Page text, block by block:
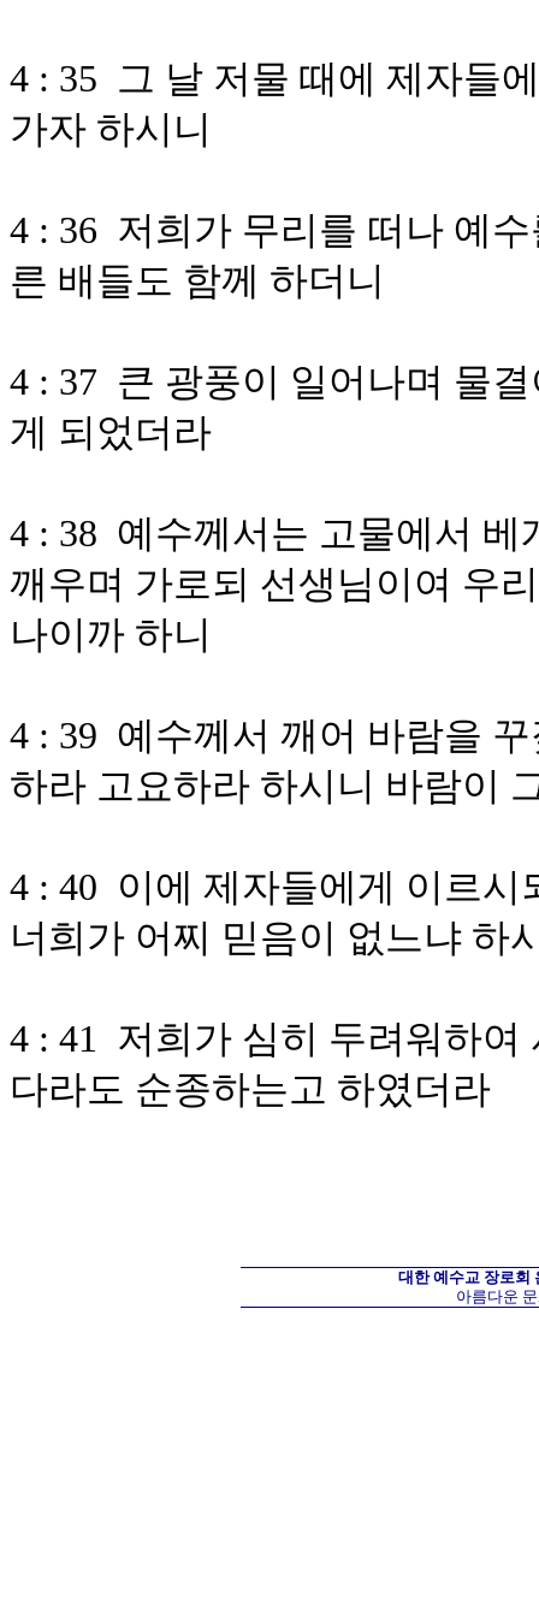
4 : 35 그 날 저물 때에 제자들
가자 하시니
4 : 36 저희가 무리를 떠나 예
른 배들도 함께 하더니
4 : 37 큰 광풍이 일어나며 물
게 되었더라
4 : 38 예수께서는 고물에서
깨우며 가로되 선생님이여 우
나이까 하니
4 : 39 예수께서 깨어 바람을
하라 고요하라 하시니 바람이
4 : 40 이에 제자들에게 이르
너희가 어찌 믿음이 없느냐 하
4 : 41 저희가 심히 두려워하
다라도 순종하는고 하였더라
대한 예수교 장로회
아름다운